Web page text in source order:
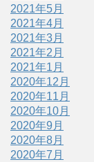
2021年5月
2021年4月
2021年3月
2021年2月
2021年1月
2020年12月
2020年11月
2020年10月
2020年9月
2020年8月
2020年7月